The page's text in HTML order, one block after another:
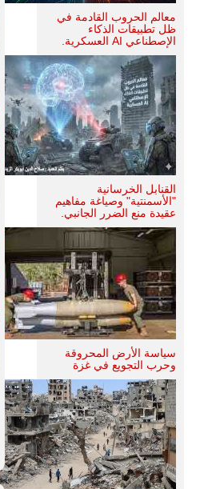
معالم الحروب القادمة في
ظل تطبيقات الذكاء
الإصطناعي AI العسكرية.
القنابل الخرسانية
"الأسمنتية" وصياغة مفاهيم
عقيدة منع الضرر الجانبي.
سياسة الأرض المحروقة
وحرب التجويع في غزة